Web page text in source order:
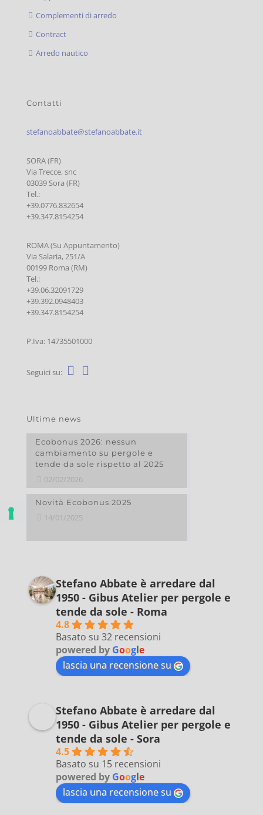
Complementi di arredo
Contract
Arredo nautico
Contatti
stefanoabbate@stefanoabbate.it
SORA (FR)
Via Trecce, snc
03039 Sora (FR)
Tel.:
+39.0776.832654
+39.347.8154254
ROMA (Su Appuntamento)
Via Salaria, 251/A
00199 Roma (RM)
Tel.:
+39.06.32091729
+39.392.0948403
+39.347.8154254
P.Iva: 14735501000
Seguici su:
Ultime news
Ecobonus 2026: nessun
cambiamento su pergole e
tende da sole rispetto al 2025
02/02/2026
Novità Ecobonus 2025
14/01/2025
Stefano Abbate è arredare dal
1950 - Gibus Atelier per pergole e
tende da sole - Roma
4.8
Basato su 32 recensioni
powered by Google
lascia una recensione su
Stefano Abbate è arredare dal
1950 - Gibus Atelier per pergole e
tende da sole - Sora
4.5
Basato su 15 recensioni
powered by Google
lascia una recensione su